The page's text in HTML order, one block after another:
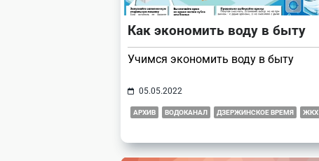
Как экономить воду в быту
Учимся экономить воду в быту
05.05.2022
АРХИВ ВОДОКАНАЛ ДЗЕРЖИНСКОЕ ВРЕМЯ ЖКХ